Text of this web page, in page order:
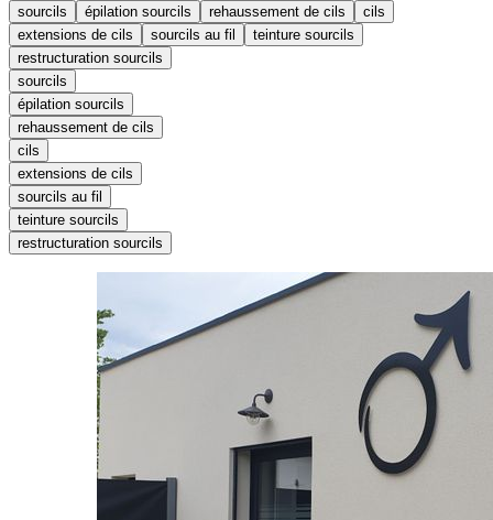
sourcils épilation sourcils rehaussement de cils
cils
extensions de cils
sourcils au fil
teinture sourcils
restructuration sourcils
sourcils
épilation sourcils
rehaussement de cils
cils
extensions de cils
sourcils au fil
teinture sourcils
restructuration sourcils